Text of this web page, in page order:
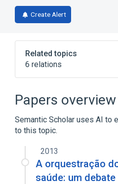
Create Alert
Related topics
6 relations
Carbonyldiamide
Narrative (section of
Expand
Papers overview
Semantic Scholar uses AI to
to this topic.
2013
A orquestração
saúde: um